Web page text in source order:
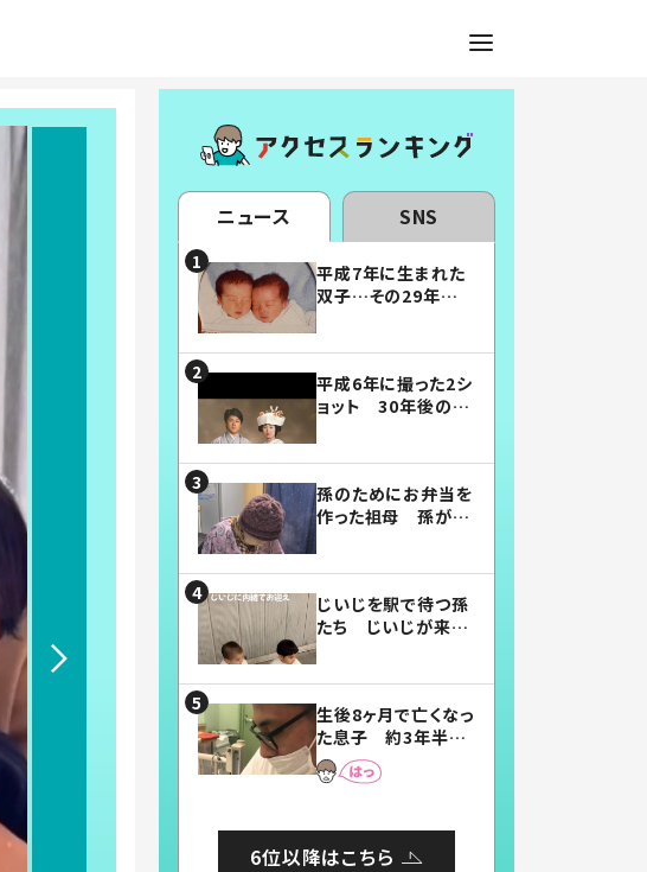
ニュース SNS
平成7年に生まれた
双子…その29年後
平成6年に撮った2シ
ョット 30年後の姿
孫のためにお弁当を
作った祖母 孫が絶
じいじを駅で待つ孫
たち じいじが来た
まらない」「幸せにな
れる」
生後8ヶ月で亡くなっ
た息子 約3年半
後、当時の妻の日記
に書いてあった本音
6位以降はこちら